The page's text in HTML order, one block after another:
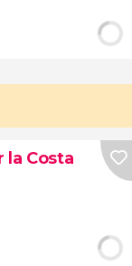
la Costa